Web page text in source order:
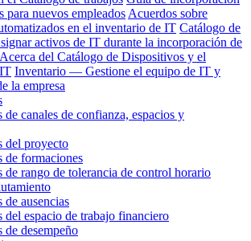
para nuevos empleados Acuerdos sobre
en el inventario de IT Catálogo de
activos de IT durante la incorporación de
Acerca del Catálogo de Dispositivos y el
Inventario — Gestione el equipo de IT y
la empresa
canales de confianza, espacios y
del proyecto
de formaciones
de rango de tolerancia de control horario
ausencias
espacio de trabajo financiero
desempeño